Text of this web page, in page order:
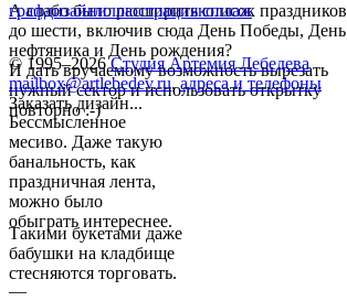
А слабо было расширить список праздников
до шести, включив сюда День Победы, День
нефтяника и День рождения?
И дать вручаемому возможность вырезать
нужный сектор и использовать открытку
повторно :-)
Бессмысленное
месиво. Даже такую
банальность, как
праздничная лента,
можно было
обыграть интереснее.
Такими букетами даже
бабушки на кладбище
стесняются торговать.
—
графдизайниллюстрацияколлаж
© 1995–2026 Студия Артемия Лебедева
mailbox@artlebedev.ru, адреса и телефоны
Заказать дизайн...